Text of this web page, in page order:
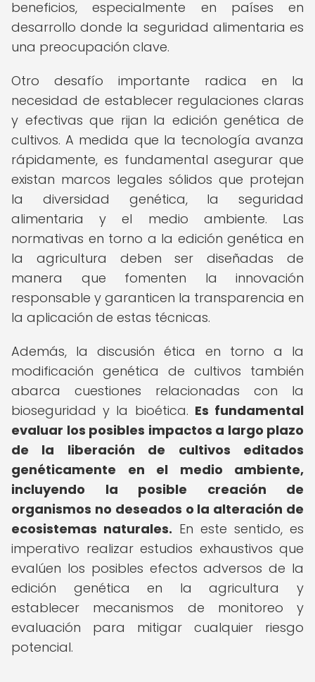
beneficios, especialmente en países en
desarrollo donde la seguridad alimentaria es
una preocupación clave.
Otro desafío importante radica en la
necesidad de establecer regulaciones claras
y efectivas que rijan la edición genética de
cultivos. A medida que la tecnología avanza
rápidamente, es fundamental asegurar que
existan marcos legales sólidos que protejan
la diversidad genética, la seguridad
alimentaria y el medio ambiente. Las
normativas en torno a la edición genética en
la agricultura deben ser diseñadas de
manera que fomenten la innovación
responsable y garanticen la transparencia en
la aplicación de estas técnicas.
Además, la discusión ética en torno a la
modificación genética de cultivos también
abarca cuestiones relacionadas con la
bioseguridad y la bioética. Es fundamental
evaluar los posibles impactos a largo plazo
de la liberación de cultivos editados
genéticamente en el medio ambiente,
incluyendo la posible creación de
organismos no deseados o la alteración de
ecosistemas naturales. En este sentido, es
imperativo realizar estudios exhaustivos que
evalúen los posibles efectos adversos de la
edición genética en la agricultura y
establecer mecanismos de monitoreo y
evaluación para mitigar cualquier riesgo
potencial.